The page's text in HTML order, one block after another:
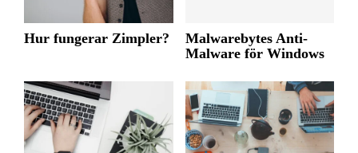
Hur fungerar Zimpler?
Malwarebytes Anti-
Malware för Windows